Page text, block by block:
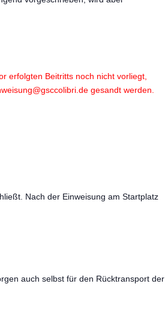
erfolgten Beitritts noch nicht vorliegt,
gesandt werden.
Nach der Einweisung am Startplatz
auch selbst für den Rücktransport der